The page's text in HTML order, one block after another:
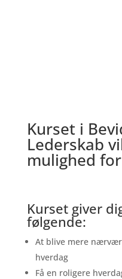
Kurset i
Lederskab
mulighed
Kurset giver
følgende:
At blive mere
hverdag
Få en roligere